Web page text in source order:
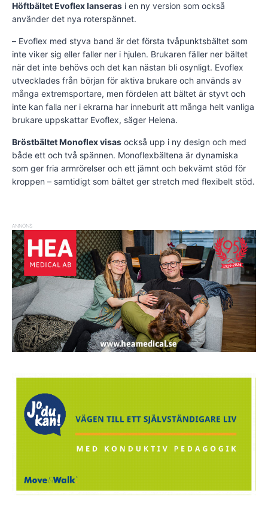
Höftbältet Evoflex lanseras i en ny version som också
använder det nya roterspännet.
– Evoflex med styva band är det första tvåpunktsbältet som
inte viker sig eller faller ner i hjulen. Brukaren fäller ner bältet
när det inte behövs och det kan nästan bli osynligt. Evoflex
utvecklades från början för aktiva brukare och används av
många extremsportare, men fördelen att bältet är styvt och
inte kan falla ner i ekrarna har inneburit att många helt vanliga
brukare uppskattar Evoflex, säger Helena.
Bröstbältet Monoflex visas också upp i ny design och med
både ett och två spännen. Monoflexbältena är dynamiska
som ger fria armrörelser och ett jämnt och bekvämt stöd för
kroppen – samtidigt som bältet ger stretch med flexibelt stöd.
ANNONS